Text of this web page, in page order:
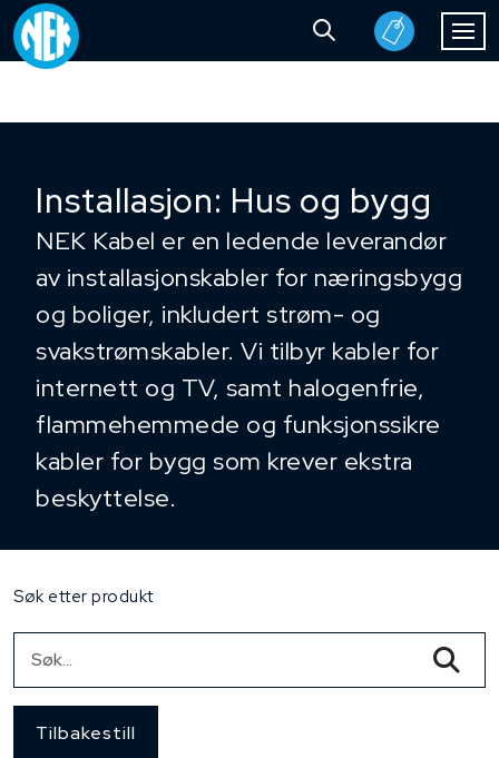
Installasjon: Hus og bygg
NEK Kabel er en ledende leverandør
av installasjonskabler for næringsbygg
og boliger, inkludert strøm- og
svakstrømskabler. Vi tilbyr kabler for
internett og TV, samt halogenfrie,
flammehemmede og funksjonssikre
kabler for bygg som krever ekstra
beskyttelse.
Søk etter produkt
Tilbakestill